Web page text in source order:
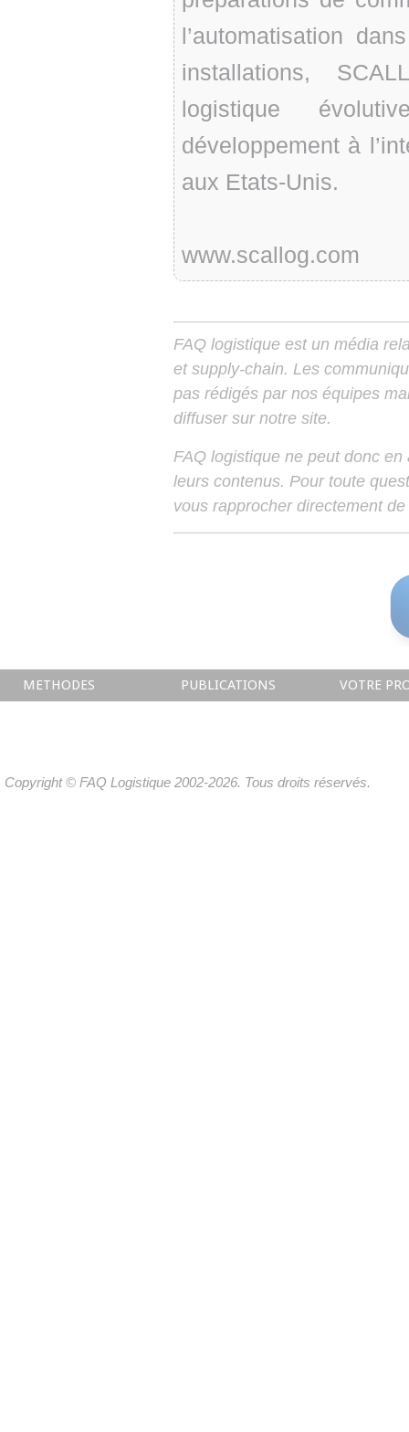
l’automatisation
installations,
logistique
développement à
aux Etats-Unis.
www.scallog.com
FAQ logistique est un média
et supply-chain. Les
pas rédigés par nos équipes
diffuser sur notre site.
FAQ logistique ne peut donc
leurs contenus. Pour toute
vous rapprocher directement
METHODES PUBLICATIONS VOTRE
Copyright © FAQ Logistique 2002-2026. Tous droits réservés.